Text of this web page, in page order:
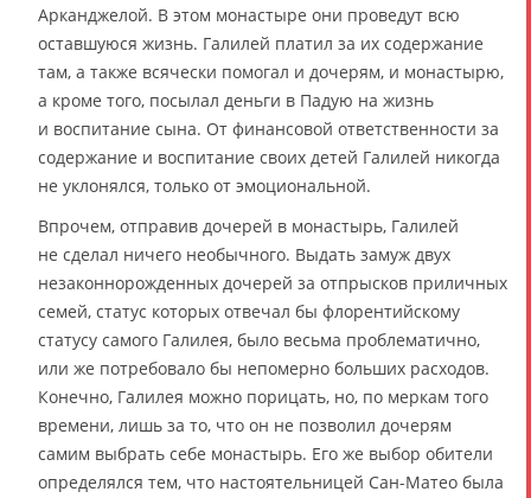
Арканджелой. В этом монастыре они проведут всю
оставшуюся жизнь. Галилей платил за их содержание
там, а также всячески помогал и дочерям, и монастырю,
а кроме того, посылал деньги в Падую на жизнь
и воспитание сына. От финансовой ответственности за
содержание и воспитание своих детей Галилей никогда
не уклонялся, только от эмоциональной.
Впрочем, отправив дочерей в монастырь, Галилей
не сделал ничего необычного. Выдать замуж двух
незаконнорожденных дочерей за отпрысков приличных
семей, статус которых отвечал бы флорентийскому
статусу самого Галилея, было весьма проблематично,
или же потребовало бы непомерно больших расходов.
Конечно, Галилея можно порицать, но, по меркам того
времени, лишь за то, что он не позволил дочерям
самим выбрать себе монастырь. Его же выбор обители
определялся тем, что настоятельницей Сан-Матео была